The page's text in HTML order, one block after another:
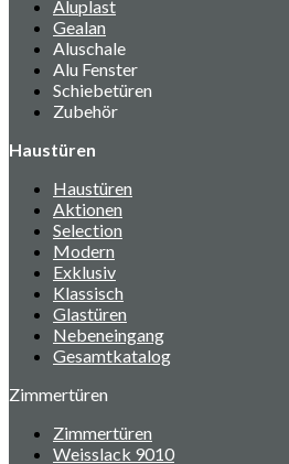
Aluplast
Gealan
Aluschale
Alu Fenster
Schiebetüren
Zubehör
Haustüren
Haustüren
Aktionen
Selection
Modern
Exklusiv
Klassisch
Glastüren
Nebeneingang
Gesamtkatalog
Zimmertüren
Zimmertüren
Weisslack 9010